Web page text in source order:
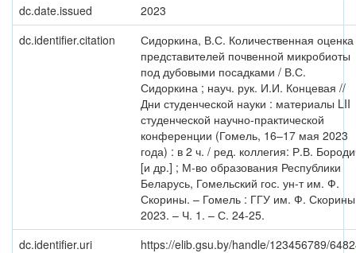
dc.date.issued
2023
dc.identifier.citation
Сидоркина, В.С. Количественная оценка
представителей почвенной микробиоты
под дубовыми посадками / В.С.
Сидоркина ; науч. рук. И.И. Концевая //
Дни студенческой науки : материалы LII
студенческой научно-практической
конференции (Гомель, 16–17 мая 2023
года) : в 2 ч. / ред. коллегия: Р.В.
[и др.] ; М-во образования Республики
Беларусь, Гомельский гос. ун-т им. Ф.
Скорины. – Гомель : ГГУ им. Ф.
2023. – Ч. 1. – С. 24-25.
dc.identifier.uri
https://elib.gsu.by/handle/123456789/